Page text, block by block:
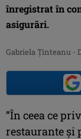
înregistrat în
asigurări.
Gabriela Ţinteanu -
”În ceea ce
restaurante și